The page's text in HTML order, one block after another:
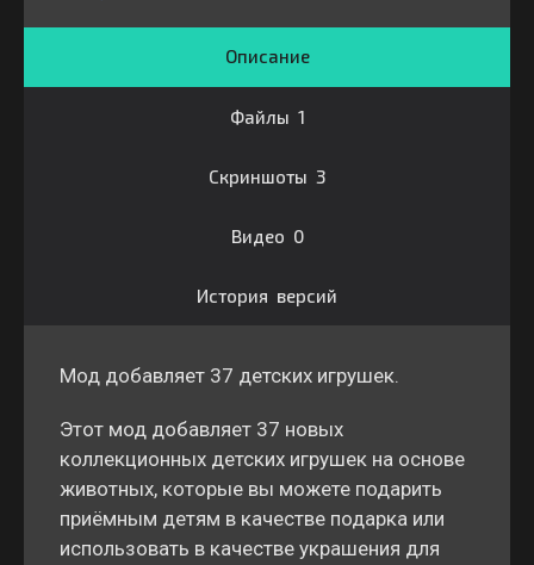
Описание
Файлы 1
Скриншоты 3
Видео 0
История версий
Мод добавляет 37 детских игрушек.
Этот мод добавляет 37 новых
коллекционных детских игрушек на основе
животных, которые вы можете подарить
приёмным детям в качестве подарка или
использовать в качестве украшения для